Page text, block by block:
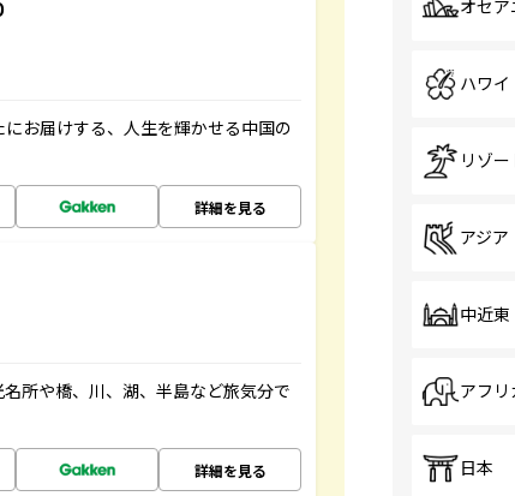
お届けする、人生を輝かせる中国の
詳細を見る
所や橋、川、湖、半島など旅気分で
詳細を見る
オセア
ハワイ
リゾー
アジア
中近東
アフリ
日本